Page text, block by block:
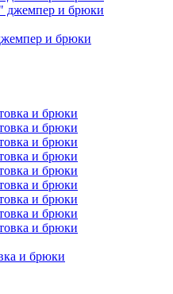
и брюки
и брюки